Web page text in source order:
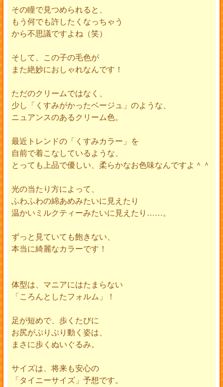
その瞳で見つめられると、
もう何でも許したくなっちゃう
から不思議ですよね（笑）
そして、この子の毛色が
また絶妙におしゃれなんです！
ただのクリームではなく、
少し「くすみがかったベージュ」のような、
ニュアンスのあるクリーム色。
最近トレンドの「くすみカラー」を
自前で着こなしているような、
とっても上品で優しい、柔らかなお色味なんですよ＾＾
光の当たり方によって、
ふわふわの綿あめみたいに見えたり
温かいミルクティーみたいに見えたり……。
ずっと見ていても飽きない、
本当に綺麗なカラーです！
体型は、マニアにはたまらない
「ころんとしたフォルム」！
足が短めで、歩くたびに
お尻がぷりぷり動く姿は、
まさに歩くぬいぐるみ。
サイズは、将来も安心の
「タイニーサイズ」予想です。